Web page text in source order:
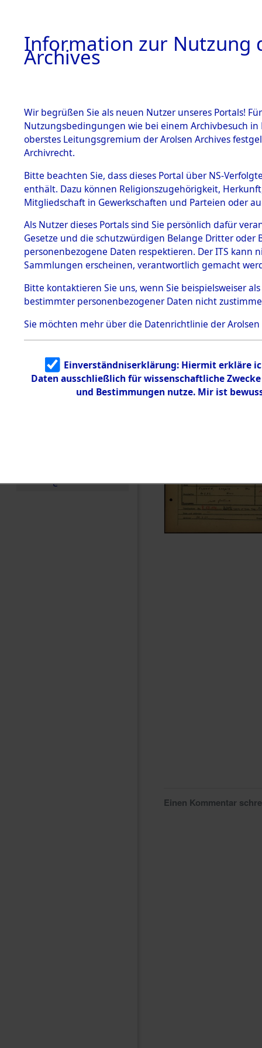
BESTÄNDE
1.
mente
5. Verschiedenes
5.3
Todesmärsche
5.3.1 Alliierte
Erhebungen
zu
Todesmärsch
en
5.3.2
Identifizierun
g
5.3.3
Todesmärsch
e
Dead -
Branch -
0032
Einen Kommentar
Information zur Nutzung
Archives
Wir begrüßen Sie als neuen Nutzer unseres Portals!
Nutzungsbedingungen wie bei einem Archivbesuch
oberstes Leitungsgremium der Arolsen Archives
Archivrecht.
Bitte beachten Sie, dass dieses Portal über NS-
enthält. Dazu können Religionszugehörigkeit,
Mitgliedschaft in Gewerkschaften und Parteien oder
Als Nutzer dieses Portals sind Sie persönlich dafür
Gesetze und die schutzwürdigen Belange Dritter
personenbezogene Daten respektieren. Der ITS
Sammlungen erscheinen, verantwortlich gemacht
Bitte kontaktieren Sie uns, wenn Sie beispielsweiser
bestimmter personenbezogener Daten nicht
Sie möchten mehr über die Datenrichtlinie der Arolsen
Einverständniserklärung: Hiermit erkläre
Daten ausschließlich für wissenschaftliche
und Bestimmungen nutze. Mir ist